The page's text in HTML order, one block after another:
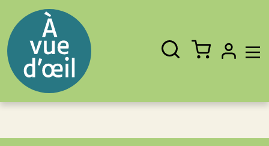
Fermer
Rechercher
un
livre,
un
auteur,
un
EAN